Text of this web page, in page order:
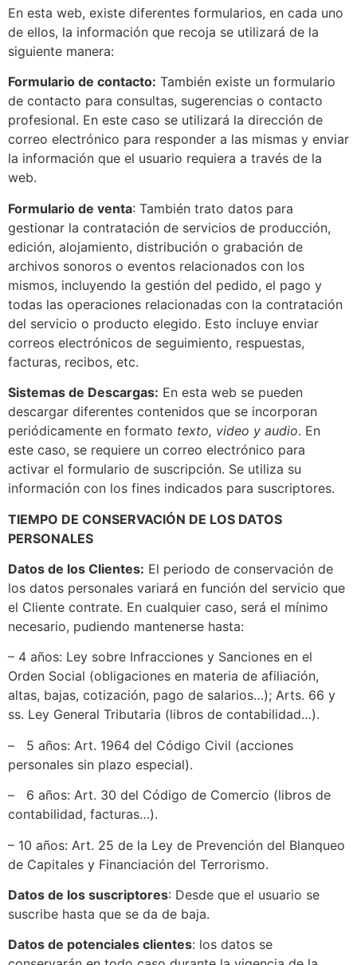
En esta web, existe diferentes formularios, en cada uno
de ellos, la información que recoja se utilizará de la
siguiente manera:
Formulario de contacto: También existe un formulario
de contacto para consultas, sugerencias o contacto
profesional. En este caso se utilizará la dirección de
correo electrónico para responder a las mismas y enviar
la información que el usuario requiera a través de la
web.
Formulario de venta: También trato datos para
gestionar la contratación de servicios de producción,
edición, alojamiento, distribución o grabación de
archivos sonoros o eventos relacionados con los
mismos, incluyendo la gestión del pedido, el pago y
todas las operaciones relacionadas con la contratación
del servicio o producto elegido. Esto incluye enviar
correos electrónicos de seguimiento, respuestas,
facturas, recibos, etc.
Sistemas de Descargas: En esta web se pueden
descargar diferentes contenidos que se incorporan
periódicamente en formato texto, video y audio. En
este caso, se requiere un correo electrónico para
activar el formulario de suscripción. Se utiliza su
información con los fines indicados para suscriptores.
TIEMPO DE CONSERVACIÓN DE LOS DATOS
PERSONALES
Datos de los Clientes: El periodo de conservación de
los datos personales variará en función del servicio que
el Cliente contrate. En cualquier caso, será el mínimo
necesario, pudiendo mantenerse hasta:
– 4 años: Ley sobre Infracciones y Sanciones en el
Orden Social (obligaciones en materia de afiliación,
altas, bajas, cotización, pago de salarios…); Arts. 66 y
ss. Ley General Tributaria (libros de contabilidad…).
– 5 años: Art. 1964 del Código Civil (acciones
personales sin plazo especial).
– 6 años: Art. 30 del Código de Comercio (libros de
contabilidad, facturas…).
– 10 años: Art. 25 de la Ley de Prevención del Blanqueo
de Capitales y Financiación del Terrorismo.
Datos de los suscriptores: Desde que el usuario se
suscribe hasta que se da de baja.
Datos de potenciales clientes: los datos se